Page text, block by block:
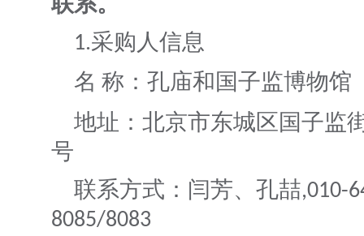
1.采购人信息
名 称：孔庙和国子
地址：北京市东城区国子监
号
联系方式：闫芳、孔喆,010-
8085/8083